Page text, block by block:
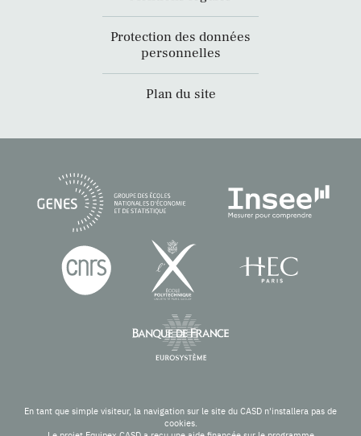
Protection des données
personnelles
Plan du site
En tant que simple visiteur, la navigation sur le site du CASD n'installera pas de
cookies.